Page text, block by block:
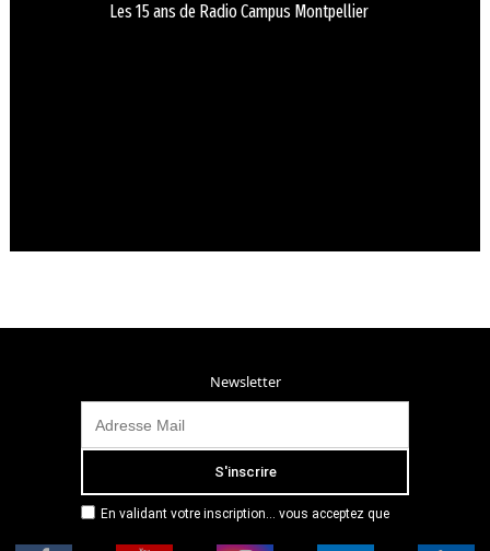
Les 15 ans de Radio Campus Montpellier
Newsletter
En validant votre inscription... vous acceptez que